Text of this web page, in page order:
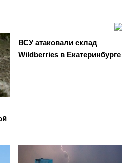
ВСУ атаковали склад
Wildberries в Екатеринбурге